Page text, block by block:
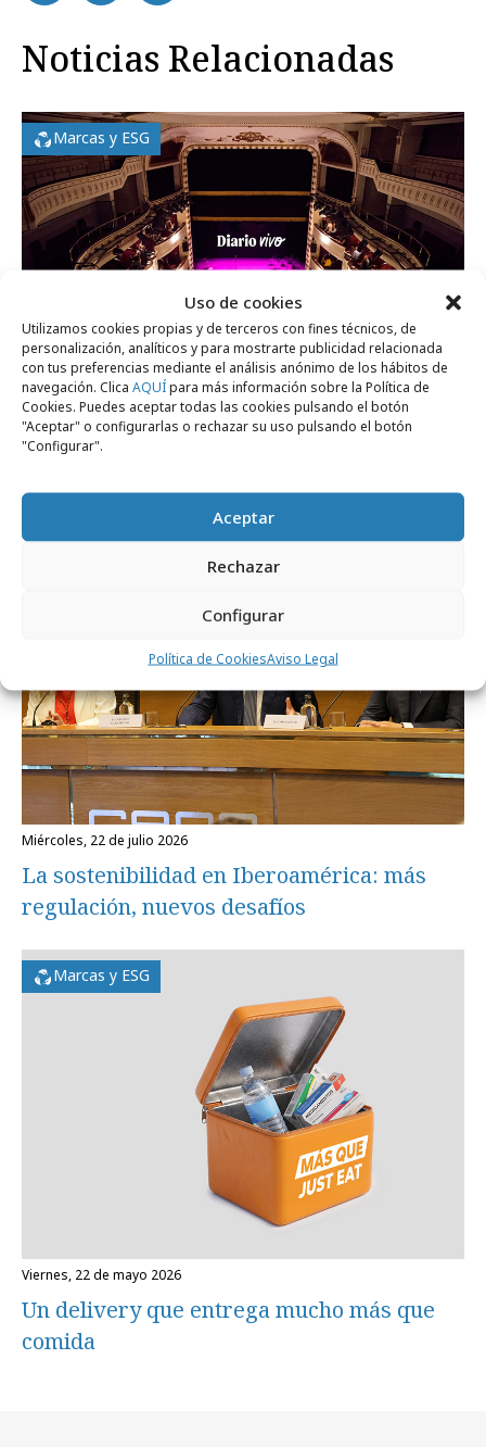
Uso de cookies
Utilizamos cookies propias y de terceros con fines técnicos, de
personalización, analíticos y para mostrarte publicidad relacionada
con tus preferencias mediante el análisis anónimo de los hábitos de
navegación. Clica AQUÍpara más información sobre la Política de
Cookies. Puedes aceptar todas las cookies pulsando el botón
"Aceptar" o configurarlas o rechazar su uso pulsando el botón
"Configurar".
Aceptar
Rechazar
Configurar
Política de CookiesAviso Legal
Noticias Relacionadas
Marcas y ESG
domingo, 9 de agosto 2026
Historias reales de acción humanitaria
suben al escenario
miércoles, 22 de julio 2026
La sostenibilidad en Iberoamérica: más
regulación, nuevos desafíos
Marcas y ESG
viernes, 22 de mayo 2026
Un delivery que entrega mucho más que
comida